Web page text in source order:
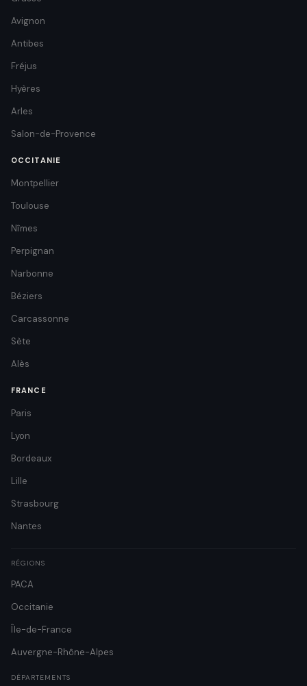
Avignon
Antibes
Fréjus
Hyères
Arles
Salon-de-Provence
OCCITANIE
Montpellier
Toulouse
Nîmes
Perpignan
Narbonne
Béziers
Carcassonne
Sète
Alès
FRANCE
Paris
Lyon
Bordeaux
Lille
Strasbourg
Nantes
RÉGIONS
PACA
Occitanie
Île-de-France
Auvergne-Rhône-Alpes
DÉPARTEMENTS